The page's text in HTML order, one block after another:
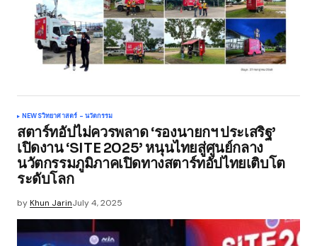
NEWSวิทยาศาสตร์ - นวัตกรรม
สตาร์ทอัปไม่ควรพลาด ‘รองนายกฯ ประเสริฐ’
เปิดงาน ‘SITE 2025’ หนุนไทยสู่ศูนย์กลาง
นวัตกรรมภูมิภาคเปิดทางสตาร์ทอัปไทยเติบโต
ระดับโลก
byKhun JarinJuly 4, 2025